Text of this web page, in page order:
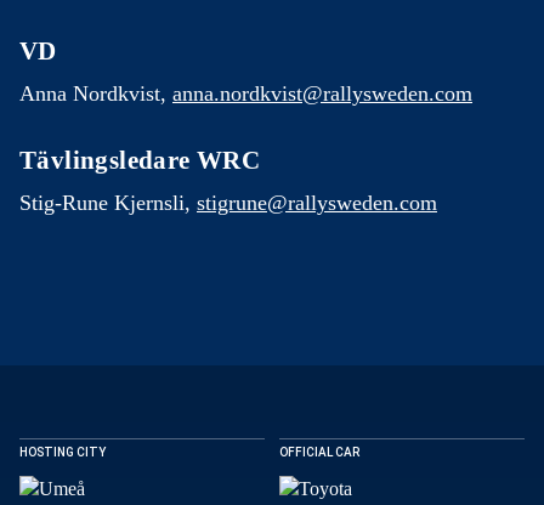
VD
Anna Nordkvist, anna.nordkvist@rallysweden.com
Tävlingsledare WRC
Stig-Rune Kjernsli, stigrune@rallysweden.com
HOSTING CITY OFFICIAL CAR